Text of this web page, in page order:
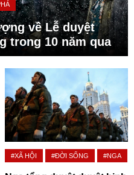
về Lễ duyệt
trong 10 năm qua
#XÃ HỘI #ĐỜI SỐNG #NGA